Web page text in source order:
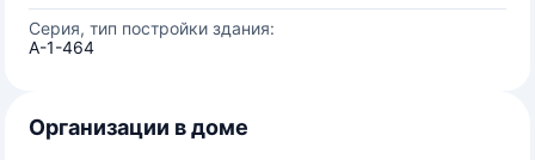
Серия, тип постройки здания:
А-1-464
Организации в доме